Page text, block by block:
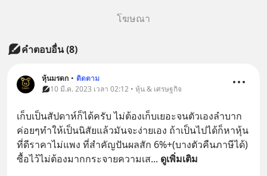
โฆษณา
คำตอบอื่น(8)
หุ้นมรดก • ติดตาม
10 มี.ค. 2023 เวลา 02:12 • หุ้น & เศรษฐกิจ
เก็บเป็นสัปดาห์ก็ได้ครับ​ ไม่ต้องเก็บเยอะจนตัวเองลำบาก​
ค่อยๆทำให้เป็นนิสัยแล้วมันจะง่ายเอง ถ้าเป็นไปได้ก็หาหุ้น
ที่ดีราคาไม่​แพง​ ที่สำคัญปันผลสัก​ 6%+(บางตัวคืนภาษีได้)​
ซื้อไว้ไม่ต้องมากกระจายความเส... ดูเพิ่มเติม